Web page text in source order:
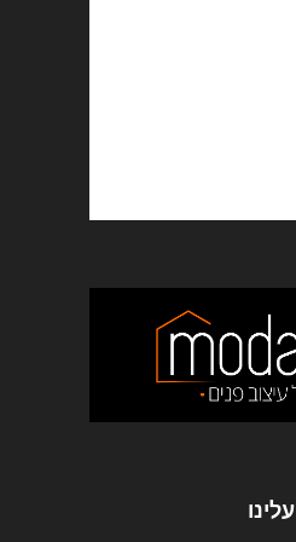
עלינו